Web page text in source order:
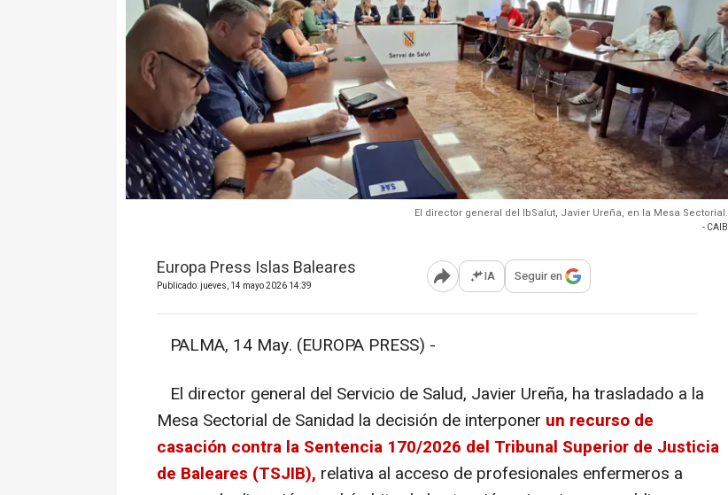
El director general del IbSalut, Javier Ureña, en la Mesa Sectorial.
- CAIB
Europa Press Islas Baleares
Publicado: jueves, 14 mayo 2026 14:39 Abrir opciones para compartir
IA Seguir en
PALMA, 14 May. (EUROPA PRESS) -
El director general del Servicio de Salud, Javier Ureña, ha trasladado a la
Mesa Sectorial de Sanidad la decisión de interponer un recurso de
casación contra la Sentencia 170/2026 del Tribunal Superior de Justicia
de Baleares (TSJIB), relativa al acceso de profesionales enfermeros a